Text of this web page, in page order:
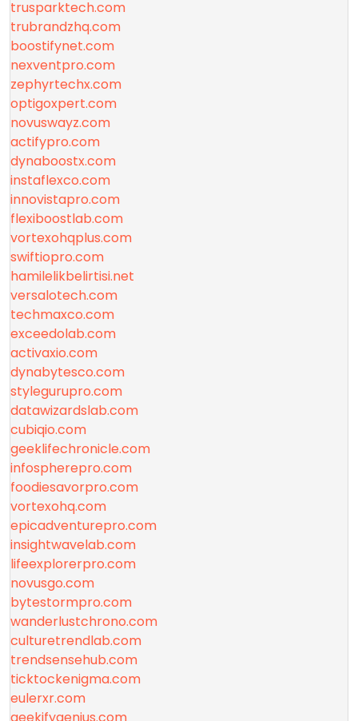
trusparktech.com
trubrandzhq.com
boostifynet.com
nexventpro.com
zephyrtechx.com
optigoxpert.com
novuswayz.com
actifypro.com
dynaboostx.com
instaflexco.com
innovistapro.com
flexiboostlab.com
vortexohqplus.com
swiftiopro.com
hamilelikbelirtisi.net
versalotech.com
techmaxco.com
exceedolab.com
activaxio.com
dynabytesco.com
stylegurupro.com
datawizardslab.com
cubiqio.com
geeklifechronicle.com
infospherepro.com
foodiesavorpro.com
vortexohq.com
epicadventurepro.com
insightwavelab.com
lifeexplorerpro.com
novusgo.com
bytestormpro.com
wanderlustchrono.com
culturetrendlab.com
trendsensehub.com
ticktockenigma.com
eulerxr.com